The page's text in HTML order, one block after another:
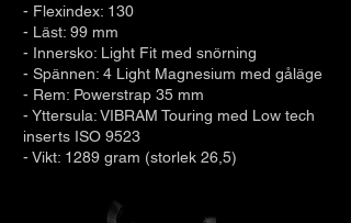
- Flexindex: 130
- Läst: 99 mm
- Innersko: Light Fit med snörning
- Spännen: 4 Light Magnesium med gåläge
- Rem: Powerstrap 35 mm
- Yttersula: VIBRAM Touring med Low tech
inserts ISO 9523
- Vikt: 1289 gram (storlek 26,5)